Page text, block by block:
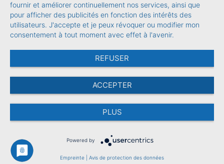
fournir et améliorer continuellement nos services, ainsi que
pour afficher des publicités en fonction des intérêts des
utilisateurs. J'accepte et je peux révoquer ou modifier mon
consentement à tout moment avec effet à l'avenir.
REFUSER
ACCEPTER
PLUS
Powered by
Empreinte Avis de protection des données